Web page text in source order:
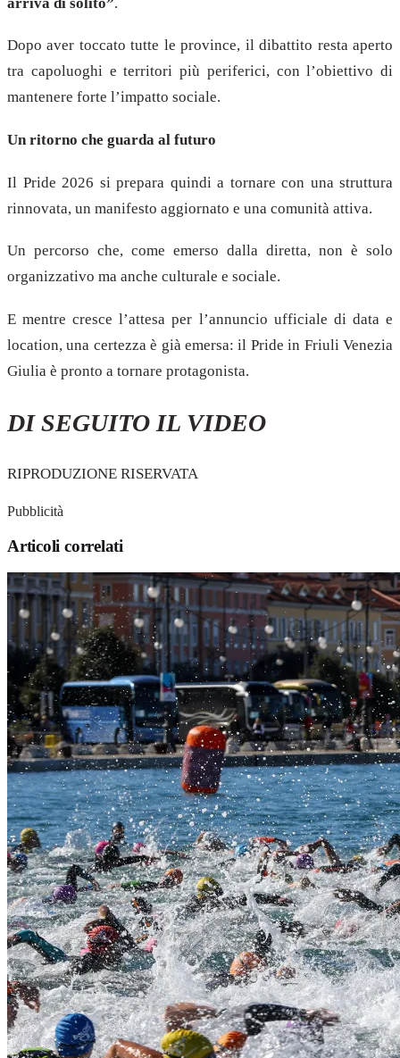
Dopo aver toccato tutte le province, il dibattito resta aperto
tra capoluoghi e territori più periferici, con l’obiettivo di
mantenere forte l’impatto sociale.
Un ritorno che guarda al futuro
Il Pride 2026 si prepara quindi a tornare con una struttura
rinnovata, un manifesto aggiornato e una comunità attiva.
Un percorso che, come emerso dalla diretta, non è solo
organizzativo ma anche culturale e sociale.
E mentre cresce l’attesa per l’annuncio ufficiale di data e
location, una certezza è già emersa: il Pride in Friuli Venezia
Giulia è pronto a tornare protagonista.
DI SEGUITO IL VIDEO
RIPRODUZIONE RISERVATA
Pubblicità
Articoli correlati